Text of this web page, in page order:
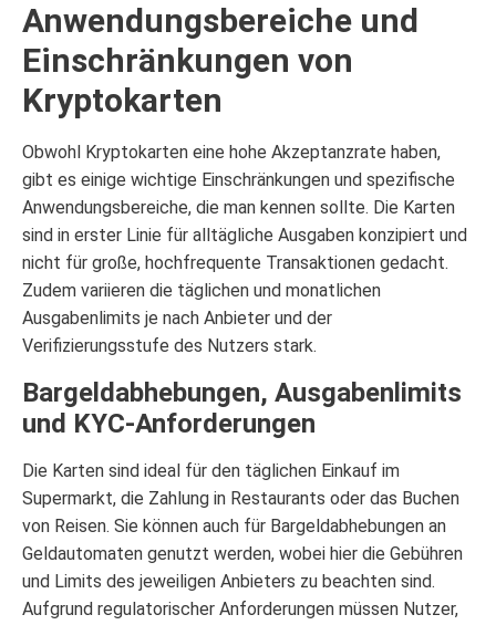
Anwendungsbereiche und
Einschränkungen von
Kryptokarten
Obwohl Kryptokarten eine hohe Akzeptanzrate haben,
gibt es einige wichtige Einschränkungen und spezifische
Anwendungsbereiche, die man kennen sollte. Die Karten
sind in erster Linie für alltägliche Ausgaben konzipiert und
nicht für große, hochfrequente Transaktionen gedacht.
Zudem variieren die täglichen und monatlichen
Ausgabenlimits je nach Anbieter und der
Verifizierungsstufe des Nutzers stark.
Bargeldabhebungen, Ausgabenlimits
und KYC-Anforderungen
Die Karten sind ideal für den täglichen Einkauf im
Supermarkt, die Zahlung in Restaurants oder das Buchen
von Reisen. Sie können auch für Bargeldabhebungen an
Geldautomaten genutzt werden, wobei hier die Gebühren
und Limits des jeweiligen Anbieters zu beachten sind.
Aufgrund regulatorischer Anforderungen müssen Nutzer,